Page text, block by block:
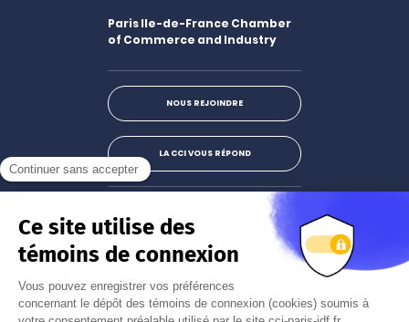
Paris Ile-de-France Chamber
of Commerce and Industry
NOUS REJOINDRE
LA CCI VOUS RÉPOND
Instagram
S'abonner à la newsletter